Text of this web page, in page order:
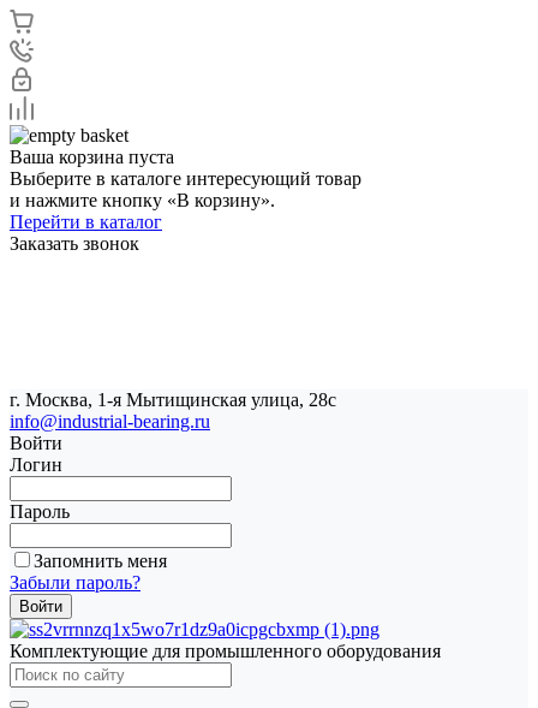
Ваша корзина пуста
Выберите в каталоге интересующий товар
и нажмите кнопку «В корзину».
Перейти в каталог
Заказать звонок
г. Москва, 1-я Мытищинская улица, 28с
info@industrial-bearing.ru
Войти
Логин
Пароль
Запомнить меня
Забыли пароль?
Комплектующие для промышленного оборудования